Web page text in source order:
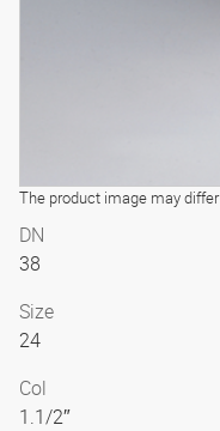
The product image may differ
DN
38
Size
24
Col
1.1/2″